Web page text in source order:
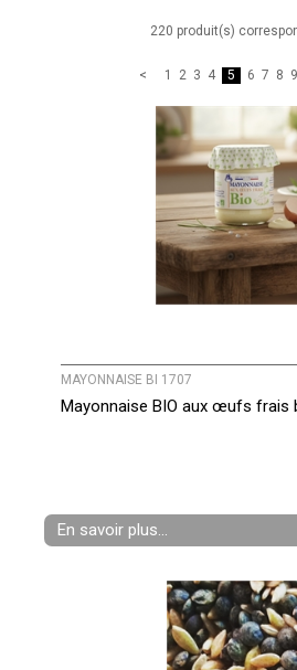
220 produit(s)
1 2 3 4 5 6 7 8 9
MAYONNAISE BI 1707
Mayonnaise BIO aux œufs frais
En savoir plus...